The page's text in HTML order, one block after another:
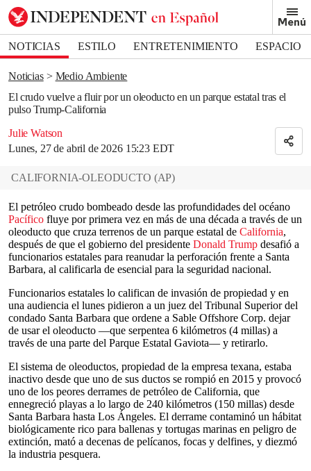
Menú
NOTICIAS ESTILO ENTRETENIMIENTO
ESPACIO
DEPORTES
Noticias
Medio Ambiente
El crudo vuelve a fluir por un oleoducto en un parque estatal tras el
pulso Trump-California
Julie Watson
Lunes, 27 de abril de 2026 15:23 EDT
Bookmark popover
Removed from bookmarks
Close popover
CALIFORNIA-OLEODUCTO (AP)
El petróleo crudo bombeado desde las profundidades del océano
Pacífico fluye por primera vez en más de una década a través de un
oleoducto que cruza terrenos de un parque estatal de California,
después de que el gobierno del presidente Donald Trump desafió a
funcionarios estatales para reanudar la perforación frente a Santa
Barbara, al calificarla de esencial para la seguridad nacional.
Funcionarios estatales lo califican de invasión de propiedad y en
una audiencia el lunes pidieron a un juez del Tribunal Superior del
condado Santa Barbara que ordene a Sable Offshore Corp. dejar
de usar el oleoducto —que serpentea 6 kilómetros (4 millas) a
través de una parte del Parque Estatal Gaviota— y retirarlo.
El sistema de oleoductos, propiedad de la empresa texana, estaba
inactivo desde que uno de sus ductos se rompió en 2015 y provocó
uno de los peores derrames de petróleo de California, que
ennegreció playas a lo largo de 240 kilómetros (150 millas) desde
Santa Barbara hasta Los Ángeles. El derrame contaminó un hábitat
biológicamente rico para ballenas y tortugas marinas en peligro de
extinción, mató a decenas de pelícanos, focas y delfines, y diezmó
la industria pesquera.